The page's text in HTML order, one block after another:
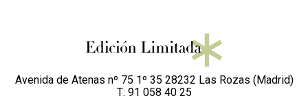
Avenida de Atenas nº 75 1º 35 28232 Las Rozas (Madrid)
T: 91 058 40 25